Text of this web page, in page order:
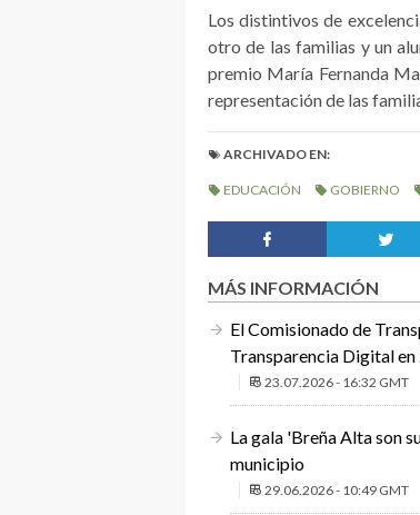
Los distintivos de
otro de las familias y un
premio María Fernanda
representación de las
ARCHIVADO EN:
EDUCACIÓN GOBIERNO
MÁS INFORMACIÓN
El Comisionado de
Transparencia Digital
23.07.2026 - 16:32 GMT
La gala 'Breña Alta son
municipio
29.06.2026 - 10:49 GMT